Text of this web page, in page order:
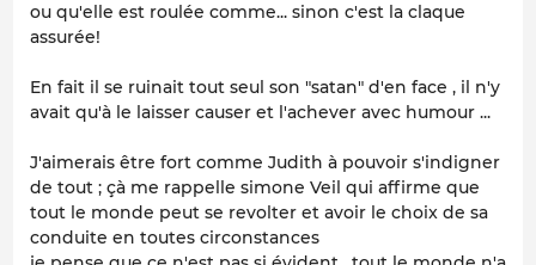
ou qu'elle est roulée comme... sinon c'est la claque
assurée!
En fait il se ruinait tout seul son "satan" d'en face , il n'y
avait qu'à le laisser causer et l'achever avec humour ...
J'aimerais être fort comme Judith à pouvoir s'indigner
de tout ; çà me rappelle simone Veil qui affirme que
tout le monde peut se revolter et avoir le choix de sa
conduite en toutes circonstances